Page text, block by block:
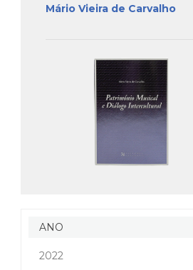
Mário Vieira de Carvalho
ANO
2022